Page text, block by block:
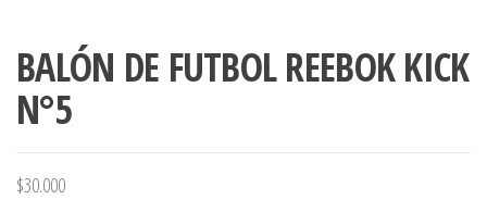
BALÓN DE FUTBOL REEBOK KICK
N°5
$30.000